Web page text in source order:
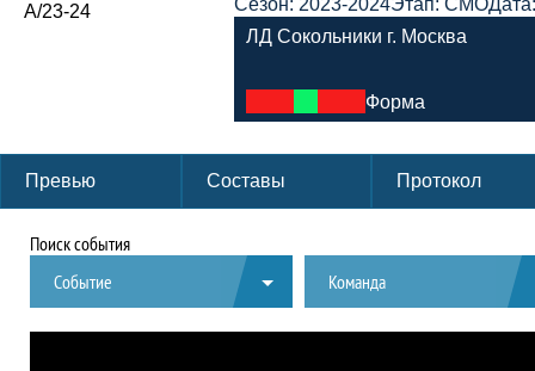
Сезон: 2023-2024Этап: СМО
ЛД Сокольники г. Москва
Форма
Превью Составы Протокол
Поиск события
Событие
Команда